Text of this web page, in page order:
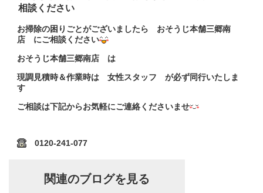
相談ください
お掃除の困りごとがございましたら おそうじ本舗三郷南
店 にご相談ください
おそうじ本舗三郷南店 は
現調見積時＆作業時は 女性スタッフ が必ず同行いたしま
す
ご相談は下記からお気軽にご連絡くださいませ
0120-241-077
関連のブログを見る